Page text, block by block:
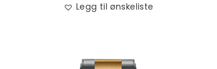
Legg til ønskeliste